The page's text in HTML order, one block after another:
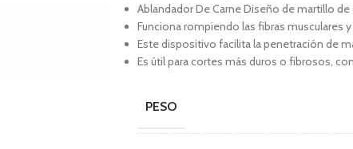
Ablandador De Carne Diseño de martillo
Funciona rompiendo las fibras musculares
Este dispositivo facilita la penetración de
Es útil para cortes más duros o fibrosos,
PESO